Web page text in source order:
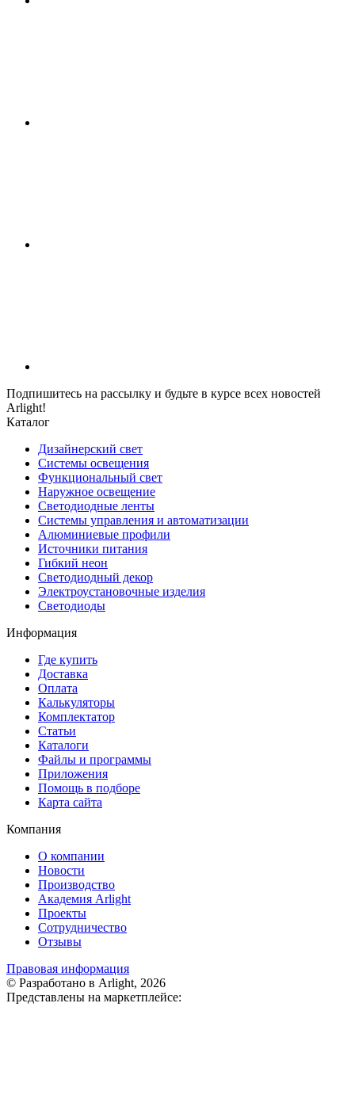
Подпишитесь на рассылку и будьте в курсе всех новостей
Arlight!
Каталог
Дизайнерский свет
Системы освещения
Функциональный свет
Наружное освещение
Светодиодные ленты
Системы управления и автоматизации
Алюминиевые профили
Источники питания
Гибкий неон
Светодиодный декор
Электроустановочные изделия
Светодиоды
Информация
Где купить
Доставка
Оплата
Калькуляторы
Комплектатор
Статьи
Каталоги
Файлы и программы
Приложения
Помощь в подборе
Карта сайта
Компания
О компании
Новости
Производство
Академия Arlight
Проекты
Сотрудничество
Отзывы
Правовая информация
© Разработано в Arlight, 2026
Представлены на маркетплейсе: